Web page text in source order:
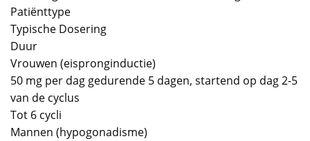
Patiënttype
Typische Dosering
Duur
Vrouwen (eispronginductie)
50 mg per dag gedurende 5 dagen, startend op dag 2-5
van de cyclus
Tot 6 cycli
Mannen (hypogonadisme)